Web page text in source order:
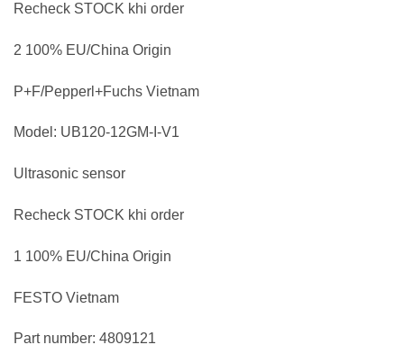
Recheck STOCK khi order
2 100% EU/China Origin
P+F/Pepperl+Fuchs Vietnam
Model: UB120-12GM-I-V1
Ultrasonic sensor
Recheck STOCK khi order
1 100% EU/China Origin
FESTO Vietnam
Part number: 4809121